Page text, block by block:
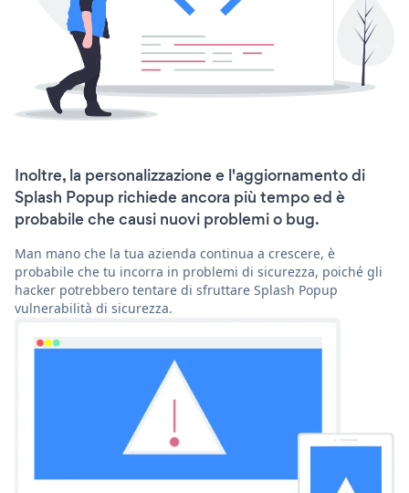
Inoltre, la personalizzazione e l'aggiornamento di
Splash Popup richiede ancora più tempo ed è
probabile che causi nuovi problemi o bug.
Man mano che la tua azienda continua a crescere, è
probabile che tu incorra in problemi di sicurezza, poiché gli
hacker potrebbero tentare di sfruttare Splash Popup
vulnerabilità di sicurezza.